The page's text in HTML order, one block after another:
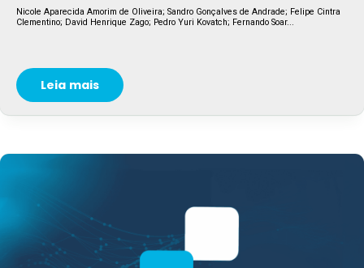
Nicole Aparecida Amorim de Oliveira; Sandro Gonçalves de Andrade; Felipe Cintra
Clementino; David Henrique Zago; Pedro Yuri Kovatch; Fernando Soar...
Leia mais